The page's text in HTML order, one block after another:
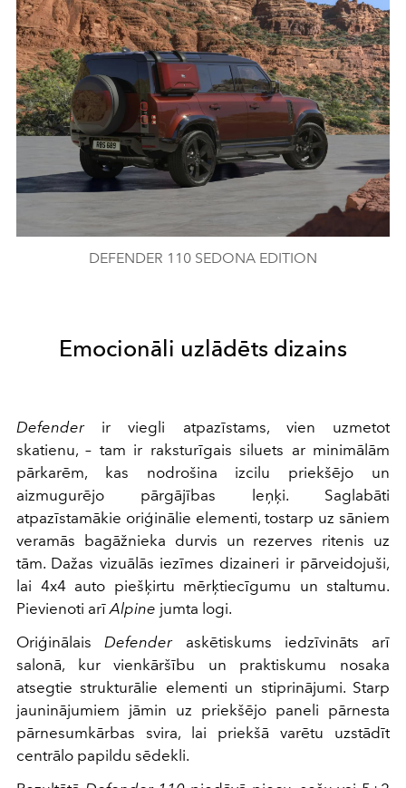
DEFENDER 110 SEDONA EDITION
Emocionāli uzlādēts dizains
Defenderir viegli atpazīstams, vien uzmetot
skatienu, – tam ir raksturīgais siluets ar minimālām
pārkarēm, kas nodrošina izcilu priekšējo un
aizmugurējo pārgājības leņķi. Saglabāti
atpazīstamākie oriģinālie elementi, tostarp uz sāniem
veramās bagāžnieka durvis un rezerves ritenis uz
tām. Dažas vizuālās iezīmes dizaineri ir pārveidojuši,
lai 4x4 auto piešķirtu mērķtiecīgumu un staltumu.
Pievienoti arīAlpine jumta logi.
OriģinālaisDefenderaskētiskums iedzīvināts arī
salonā, kur vienkāršību un praktiskumu nosaka
atsegtie strukturālie elementi un stiprinājumi. Starp
jauninājumiem jāmin uz priekšējo paneli pārnesta
pārnesumkārbas svira, lai priekšā varētu uzstādīt
centrālo papildu sēdekli.